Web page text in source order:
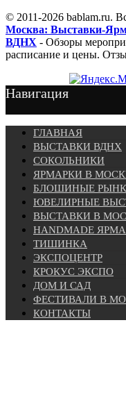
© 2011-2026 bablam.ru.
Москва: Выставки-
ВДНХ - Обзоры
расписание и цены.
Навигация
ГЛАВНАЯ
ВЫСТАВКИ ВДНХ
СОКОЛЬНИКИ
ЯРМАРКИ В
БЛОШИНЫЕ
ЮВЕЛИРНЫЕ
ВЫСТАВКИ В
HANDMADE
ТИШИНКА
ЭКСПОЦЕНТР
КРОКУС ЭКСПО
ДОМ И САД
ФЕСТИВАЛИ В
КОНТАКТЫ